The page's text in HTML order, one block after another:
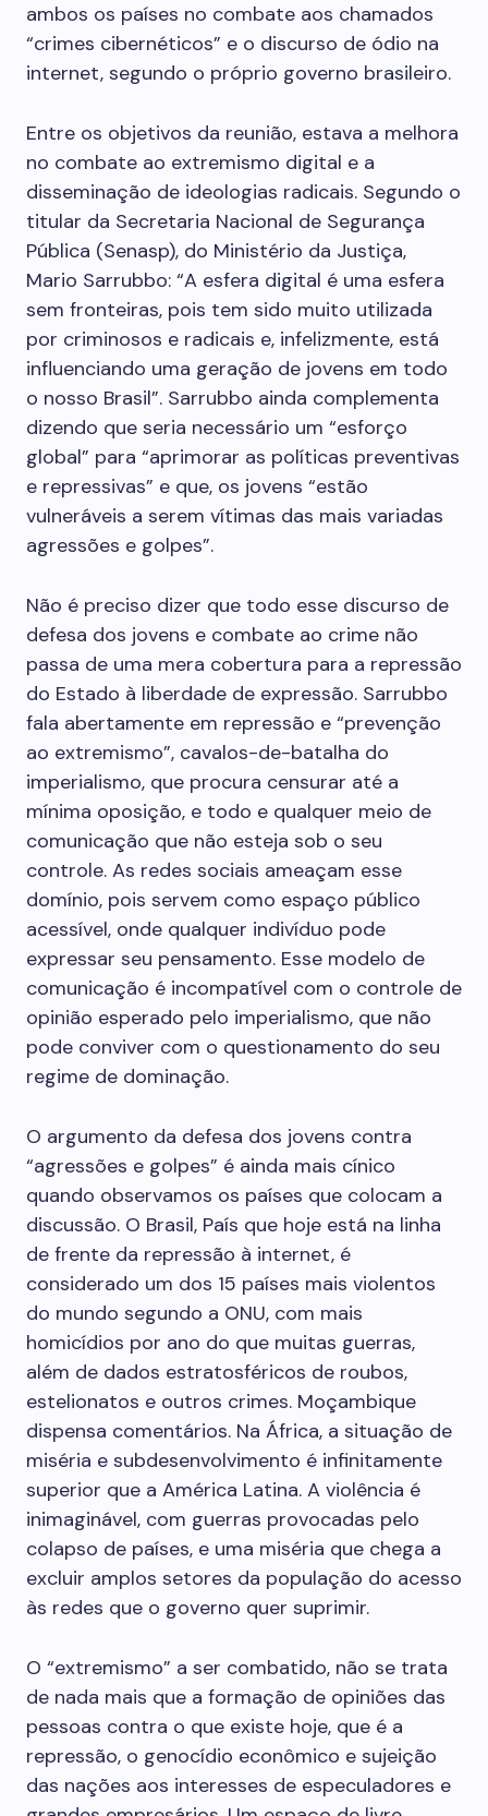
ambos os países no combate aos chamados
“crimes cibernéticos” e o discurso de ódio na
internet, segundo o próprio governo brasileiro.
Entre os objetivos da reunião, estava a melhora
no combate ao extremismo digital e a
disseminação de ideologias radicais. Segundo o
titular da Secretaria Nacional de Segurança
Pública (Senasp), do Ministério da Justiça,
Mario Sarrubbo: “A esfera digital é uma esfera
sem fronteiras, pois tem sido muito utilizada
por criminosos e radicais e, infelizmente, está
influenciando uma geração de jovens em todo
o nosso Brasil”. Sarrubbo ainda complementa
dizendo que seria necessário um “esforço
global” para “aprimorar as políticas preventivas
e repressivas” e que, os jovens “estão
vulneráveis a serem vítimas das mais variadas
agressões e golpes”.
Não é preciso dizer que todo esse discurso de
defesa dos jovens e combate ao crime não
passa de uma mera cobertura para a repressão
do Estado à liberdade de expressão. Sarrubbo
fala abertamente em repressão e “prevenção
ao extremismo”, cavalos-de-batalha do
imperialismo, que procura censurar até a
mínima oposição, e todo e qualquer meio de
comunicação que não esteja sob o seu
controle. As redes sociais ameaçam esse
domínio, pois servem como espaço público
acessível, onde qualquer indivíduo pode
expressar seu pensamento. Esse modelo de
comunicação é incompatível com o controle de
opinião esperado pelo imperialismo, que não
pode conviver com o questionamento do seu
regime de dominação.
O argumento da defesa dos jovens contra
“agressões e golpes” é ainda mais cínico
quando observamos os países que colocam a
discussão. O Brasil, País que hoje está na linha
de frente da repressão à internet, é
considerado um dos 15 países mais violentos
do mundo segundo a ONU, com mais
homicídios por ano do que muitas guerras,
além de dados estratosféricos de roubos,
estelionatos e outros crimes. Moçambique
dispensa comentários. Na África, a situação de
miséria e subdesenvolvimento é infinitamente
superior que a América Latina. A violência é
inimaginável, com guerras provocadas pelo
colapso de países, e uma miséria que chega a
excluir amplos setores da população do acesso
às redes que o governo quer suprimir.
O “extremismo” a ser combatido, não se trata
de nada mais que a formação de opiniões das
pessoas contra o que existe hoje, que é a
repressão, o genocídio econômico e sujeição
das nações aos interesses de especuladores e